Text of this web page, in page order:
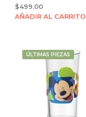
$499.00
AÑADIR AL CARRITO
ÚLTIMAS PIEZAS